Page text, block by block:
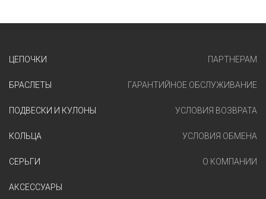
ЦЕПОЧКИ
БРАСЛЕТЫ
ПОДВЕСКИ И КУЛОНЫ
КОЛЬЦА
СЕРЬГИ
АКСЕССУАРЫ
ПАРТНЕРАМ
ГАРАНТИЙНОЕ ОБСЛУЖИВАНИЕ
УСЛОВИЯ ВОЗВРАТА
УСЛОВИЯ ОБМЕНА
О КОМПАНИИ